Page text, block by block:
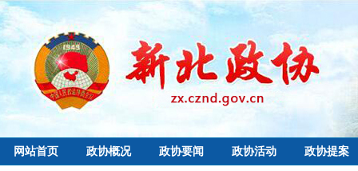
网站首页 政协概况 政协要闻 政协活动 政协提案